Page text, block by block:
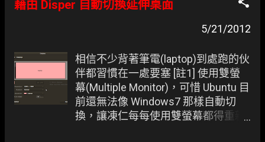
藉由 Disper 自動切換延伸桌面
5/21/2012
相信不少背著筆電(laptop)到處跑的伙
伴都習慣在一處要塞 [註1] 使用雙螢
幕(Multiple Monitor)，可惜 Ubuntu 目
前還無法像 Windows7 那樣自動切
換，讓凍仁每每使用雙螢幕都得重新